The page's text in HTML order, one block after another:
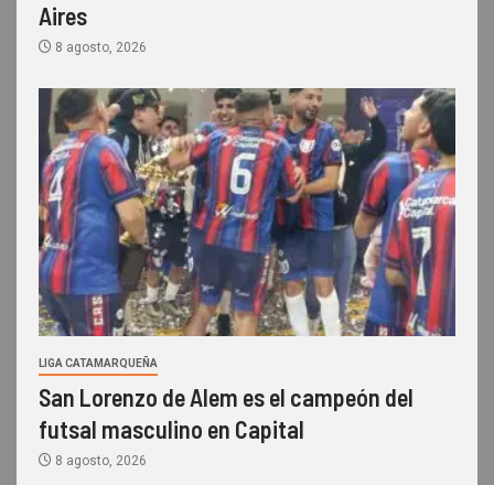
Aires
8 agosto, 2026
LIGA CATAMARQUEÑA
San Lorenzo de Alem es el campeón del
futsal masculino en Capital
8 agosto, 2026